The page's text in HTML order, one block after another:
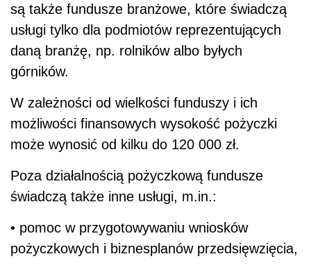
są także fundusze branżowe, które świadczą
usługi tylko dla podmiotów reprezentujących
daną branżę, np. rolników albo byłych
górników.
W zależności od wielkości funduszy i ich
możliwości finansowych wysokość pożyczki
może wynosić od kilku do 120 000 zł.
Poza działalnością pożyczkową fundusze
świadczą także inne usługi, m.in.:
• pomoc w przygotowywaniu wniosków
pożyczkowych i biznesplanów przedsięwzięcia,